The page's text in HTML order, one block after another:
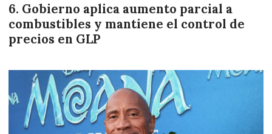
Gobierno aplica aumento parcial a
combustibles y mantiene el control de
precios en GLP